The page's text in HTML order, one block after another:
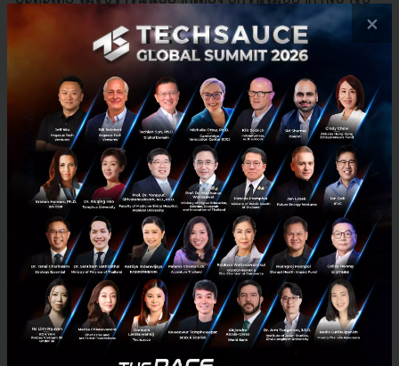
ปล่อย หมาบ้านกลายเป็นหมาวัด และตรวจสอบไม่ได้ว่า
เป็นของใคร ดังนั้นการขึ้นทะเบียนสัตว์เลี้ยงเป็นสิ่งที่ต้อง
แต่ปัญหาของระบบกระดาษที่จะทำแบบเดิม คือ เราไม่รู้
อยู่ดีว่าสุนัขฉีดวัคซีนแล้วหรือไม่ ซึ่งระบบของ DRX
ปัจจุบันสามารถเช็คได้เลยว่าสุนัขตัวไหนที่ฉีดแล้วบ้าง จาก
ในฐานข้อมูล 2-3 ล้านตัว ถ้ารัฐบาลส่งเสริม startup อย่าง
เราให้เข้ามามีส่วนร่วม เราสามารถบอกได้เลยว่ายังมีตัว
ไหนที่ยังไม่ฉีด และสามารถโทรไปบอกเจ้าของ หรือเตือน
ผ่าน app ว่าให้พามาฉีด ไม่งั้นคุณจะมีค่าปรับนะ
ปัญหาเรื่องสุนัขจรจัดในต่างประเทศ เขาจัดการกันอย่างไร?
×